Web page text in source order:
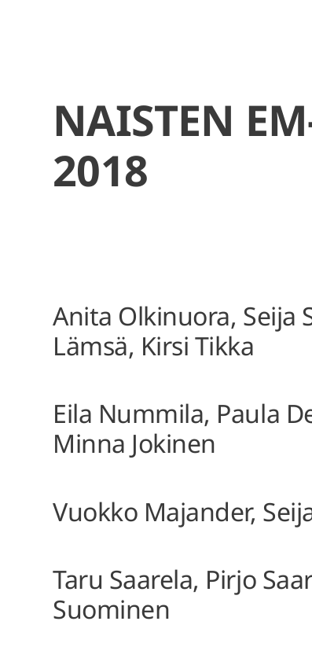
NAISTEN
2018
Anita Olkinuora, Seija
Lämsä, Kirsi Tikka
Eila Nummila, Paula
Minna Jokinen
Vuokko Majander,
Taru Saarela, Pirjo
Suominen